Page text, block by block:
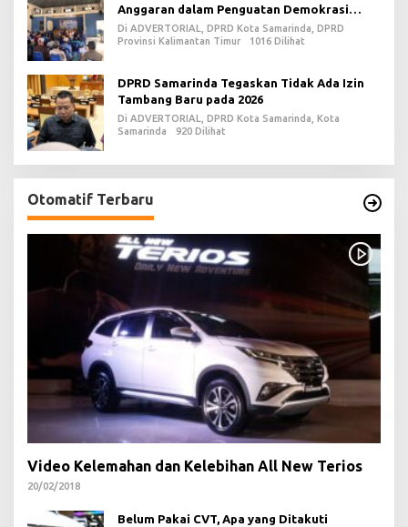
Anggaran dalam Penguatan Demokrasi
Daerah di PPU
Di ADVERTORIAL, DPRD Kota Samarinda, DPRD
Provinsi Kalimantan Timur
1016 Dilihat
DPRD Samarinda Tegaskan Tidak Ada Izin
Tambang Baru pada 2026
Di ADVERTORIAL, DPRD Kota Samarinda, Kota
Samarinda
920 Dilihat
Otomatif Terbaru
Video Kelemahan dan Kelebihan All New Terios
20/02/2018
Belum Pakai CVT, Apa yang Ditakuti